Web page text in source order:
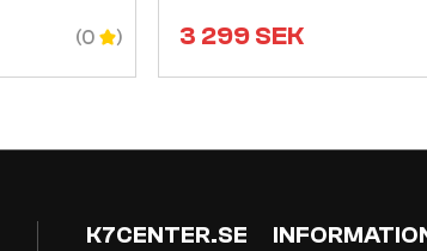
(0 3 299SEK
K7CENTER.SE